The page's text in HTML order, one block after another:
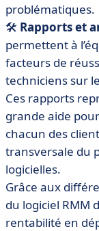
problématiques.
🛠 Rapports et
permettent à
facteurs de
techniciens sur
Ces rapports
grande aide
chacun des
transversale du
logicielles.
Grâce aux
du logiciel RMM
rentabilité en